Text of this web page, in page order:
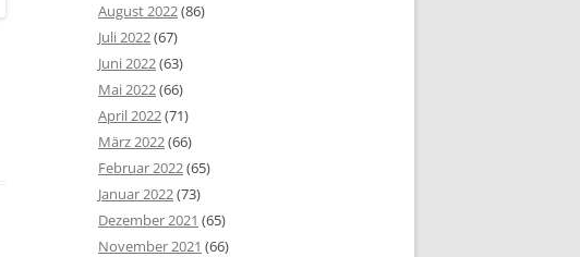
August 2022(86)
Juli 2022(67)
Juni 2022(63)
Mai 2022(66)
April 2022(71)
März 2022(66)
Februar 2022(65)
Januar 2022(73)
Dezember 2021 (65)
November 2021 (66)